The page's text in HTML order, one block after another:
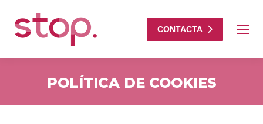
CONTACTA
POLÍTICA DE COOKIES